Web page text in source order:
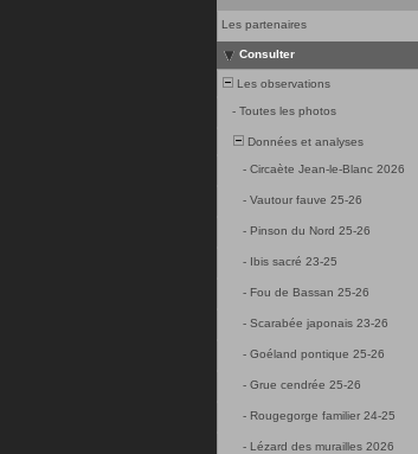
Les partenaires
Consulter
Les observations
- Toutes les photos
Données et analyses
- Circaète Jean-le-Blanc 2026
- Vautour fauve 25-26
- Pinson du Nord 25-26
- Ibis sacré 23-25
- Fou de Bassan 25-26
- Scarabée japonais 23-26
- Goéland pontique 25-26
- Grue cendrée 25-26
- Rougegorge familier 24-25
- Lézard des murailles 2026